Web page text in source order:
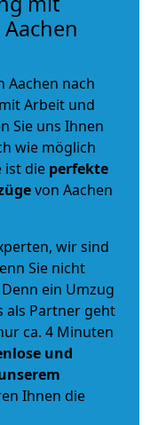
Aachen nach
Arbeit und
Sie uns Ihnen
wie möglich
ist die perfekte
von Aachen
wir sind
Sie nicht
ein Umzug
als Partner geht
ca. 4 Minuten
und
Ihnen die